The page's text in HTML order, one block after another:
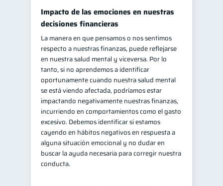
Impacto de las emociones en nuestras
decisiones financieras
La manera en que pensamos o nos sentimos
respecto a nuestras finanzas, puede reflejarse
en nuestra salud mental y viceversa. Por lo
tanto, si no aprendemos a identificar
oportunamente cuando nuestra salud mental
se está viendo afectada, podríamos estar
impactando negativamente nuestras finanzas,
incurriendo en comportamientos como el gasto
excesivo. Debemos identificar si estamos
cayendo en hábitos negativos en respuesta a
alguna situación emocional y no dudar en
buscar la ayuda necesaria para corregir nuestra
conducta.